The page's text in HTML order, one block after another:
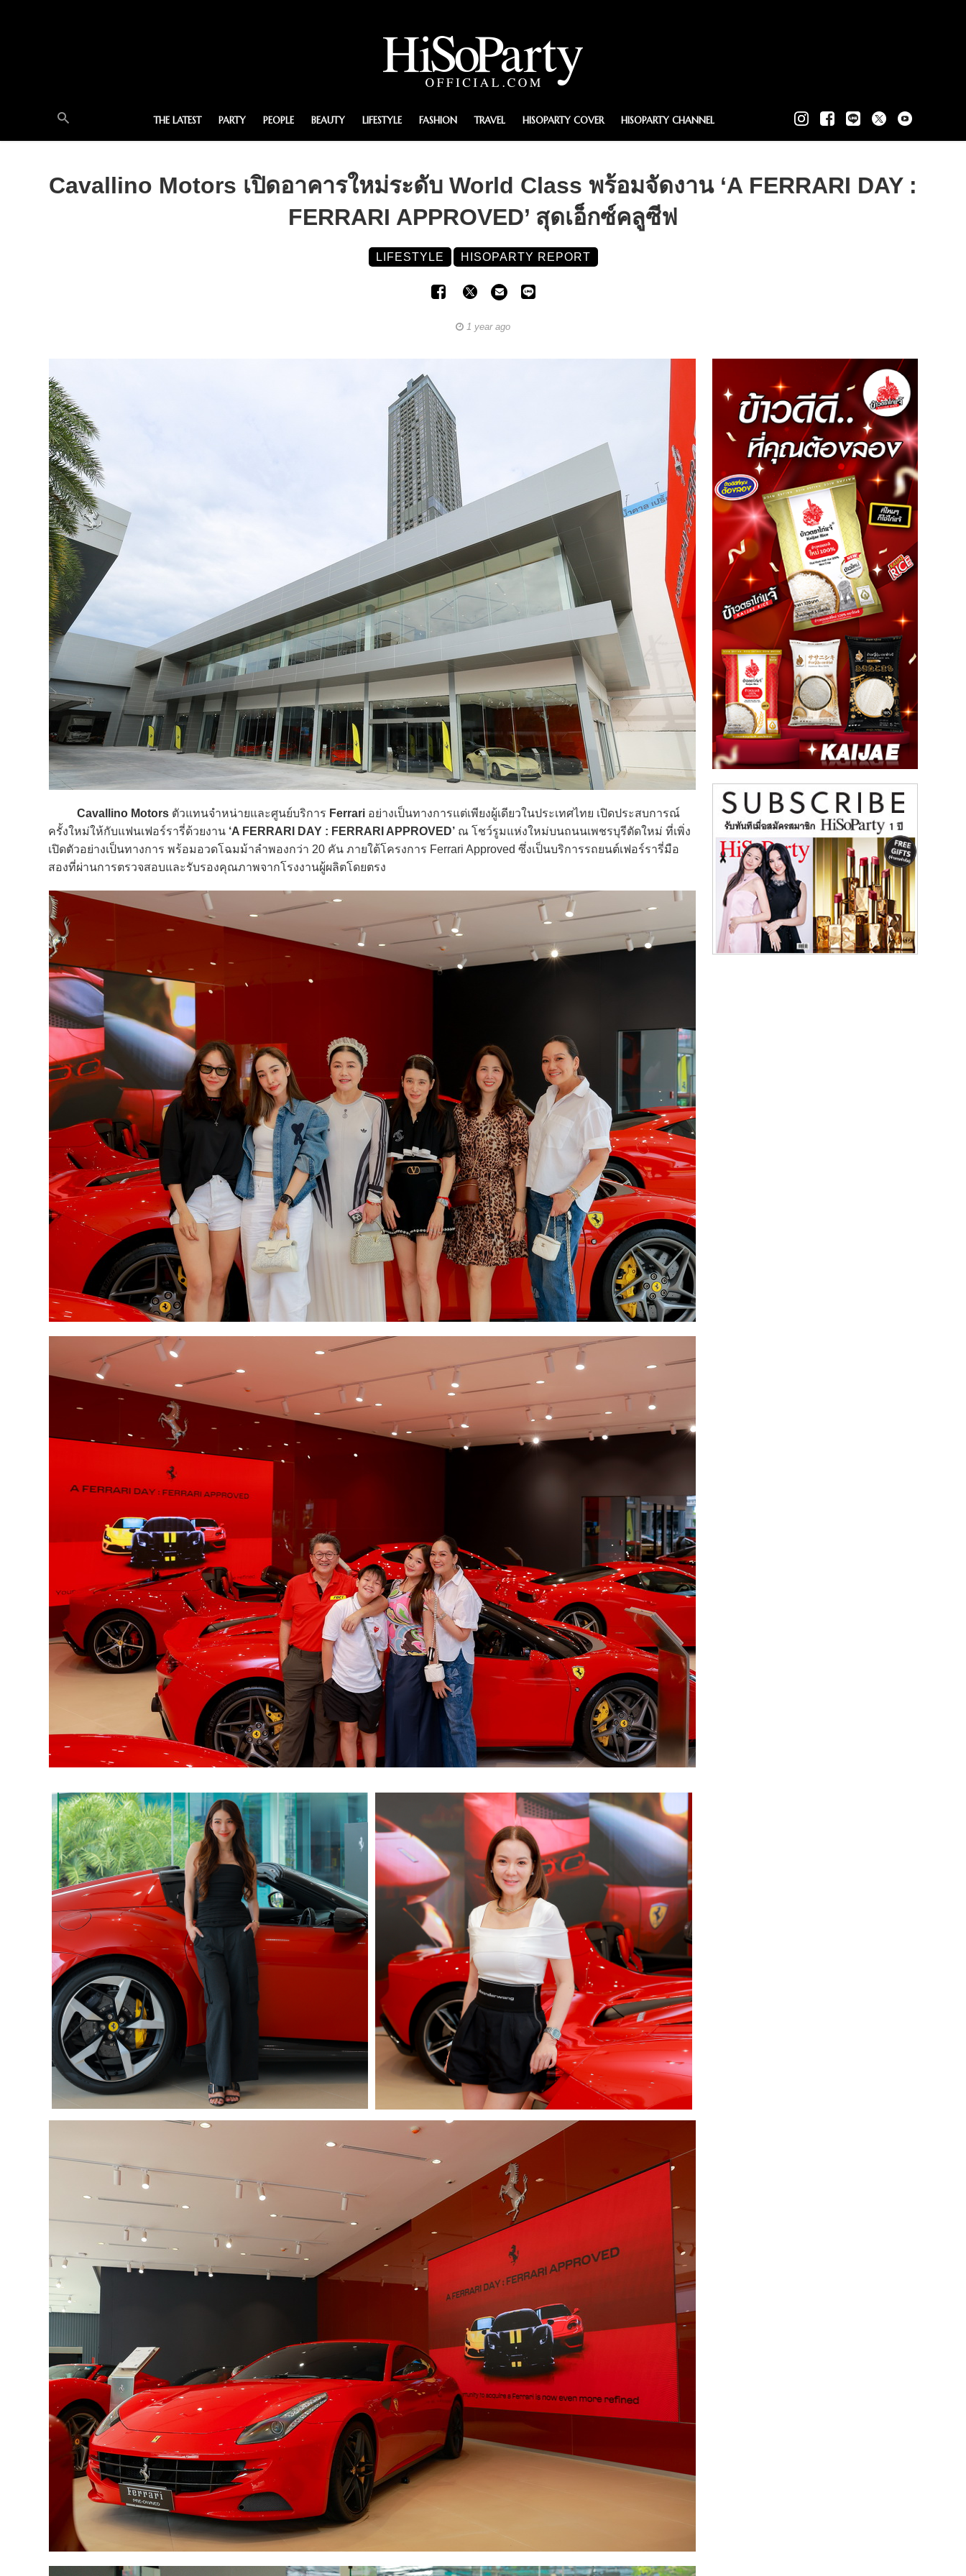
THE LATEST PARTY PEOPLE BEAUTY LIFESTYLE FASHION TRAVEL HISOPARTY COVER HISOPARTY CHANNEL
Cavallino Motors เปิดอาคารใหม่ระดับ World Class พร้อมจัดงาน ‘A FERRARI DAY :
FERRARI APPROVED’ สุดเอ็กซ์คลูซีฟ
LIFESTYLE HISOPARTY REPORT
1 year ago
Cavallino Motors ตัวแทนจำหน่ายและศูนย์บริการ Ferrari อย่างเป็นทางการแต่เพียงผู้เดียวในประเทศไทย เปิดประสบการณ์
ครั้งใหม่ให้กับแฟนเฟอร์รารี่ด้วยงาน ‘A FERRARI DAY : FERRARI APPROVED’ ณ โชว์รูมแห่งใหม่บนถนนเพชรบุรีตัดใหม่ ที่เพิ่ง
เปิดตัวอย่างเป็นทางการ พร้อมอวดโฉมม้าลำพองกว่า 20 คัน ภายใต้โครงการ Ferrari Approved ซึ่งเป็นบริการรถยนต์เฟอร์รารี่มือ
สองที่ผ่านการตรวจสอบและรับรองคุณภาพจากโรงงานผู้ผลิตโดยตรง